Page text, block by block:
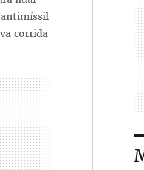
antimíssil
corrida